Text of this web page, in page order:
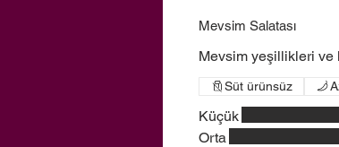
Mevsim Salatası
Mevsim yeşillikleri ve
Küçük
Orta
Süt ürünsüz